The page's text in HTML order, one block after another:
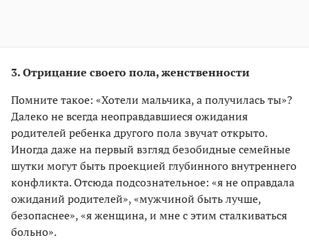
3. Отрицание своего пола, женственности
Помните такое: «Хотели мальчика, а получилась ты»?
Далеко не всегда неоправдавшиеся ожидания
родителей ребенка другого пола звучат открыто.
Иногда даже на первый взгляд безобидные семейные
шутки могут быть проекцией глубинного внутреннего
конфликта. Отсюда подсознательное: «я не оправдала
ожиданий родителей», «мужчиной быть лучше,
безопаснее», «я женщина, и мне с этим сталкиваться
больно».